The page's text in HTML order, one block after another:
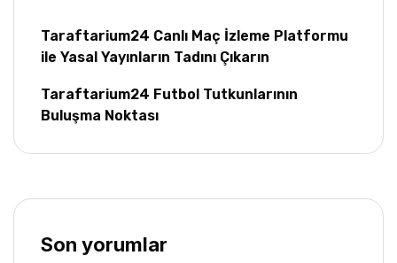
Taraftarium24 Canlı Maç İzleme Platformu
ile Yasal Yayınların Tadını Çıkarın
Taraftarium24 Futbol Tutkunlarının
Buluşma Noktası
Son yorumlar